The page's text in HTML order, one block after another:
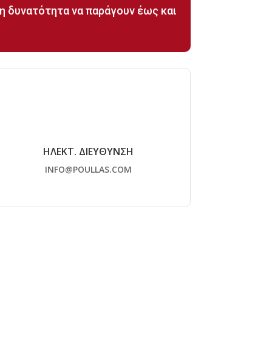
δυνατότητα να παράγουν έως και
ΗΛΕΚΤ. ΔΙΕΥΘΥΝΣΗ
INFO@POULLAS.COM